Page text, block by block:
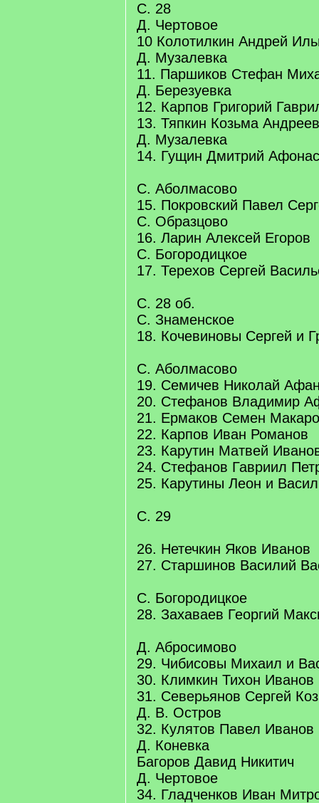
С. 28
Д. Чертовое
10 Колотилкин Андрей
Д. Музалевка
11. Паршиков Стефан
Д. Березуевка
12. Карпов Григорий
13. Тяпкин Козьма Андреев
Д. Музалевка
14. Гущин Дмитрий
С. Аболмасово
15. Покровский Павел
С. Образцово
16. Ларин Алексей Егоров
С. Богородицкое
17. Терехов Сергей
С. 28 об.
С. Знаменское
18. Кочевиновы Сергей и
С. Аболмасово
19. Семичев Николай
20. Стефанов Владимир
21. Ермаков Семен
22. Карпов Иван Романов
23. Карутин Матвей
24. Стефанов Гавриил
25. Карутины Леон и
С. 29
26. Нетечкин Яков Иванов
27. Старшинов Василий
С. Богородицкое
28. Захаваев Георгий
Д. Абросимово
29. Чибисовы Михаил и
30. Климкин Тихон Иванов
31. Северьянов Сергей
Д. В. Остров
32. Кулятов Павел Иванов
Д. Коневка
Багоров Давид Никитич
Д. Чертовое
34. Гладченков Иван